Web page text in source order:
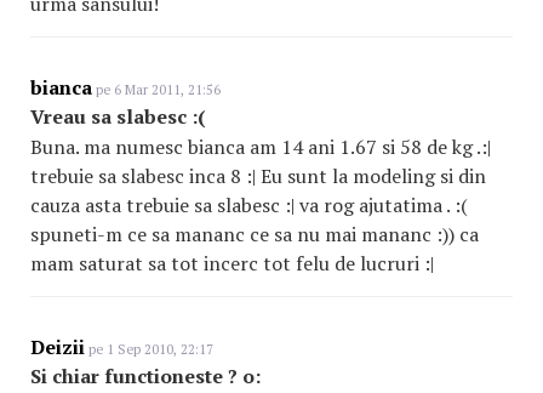
bianca pe 6 Mar 2011, 21:56
Vreau sa slabesc :(
Buna. ma numesc bianca am 14 ani 1.67 si 58 de kg .:|
trebuie sa slabesc inca 8 :| Eu sunt la modeling si din
cauza asta trebuie sa slabesc :| va rog ajutatima . :(
spuneti-m ce sa mananc ce sa nu mai mananc :)) ca
mam saturat sa tot incerc tot felu de lucruri :|
Deizii pe 1 Sep 2010, 22:17
Si chiar functioneste ? o: